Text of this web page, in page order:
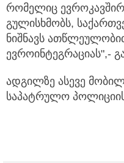
რომელიც
გულისხმობს,
ნიშნავს
ევროინტეგრაციას",-
ადგილზე ასევე
საპატრულო